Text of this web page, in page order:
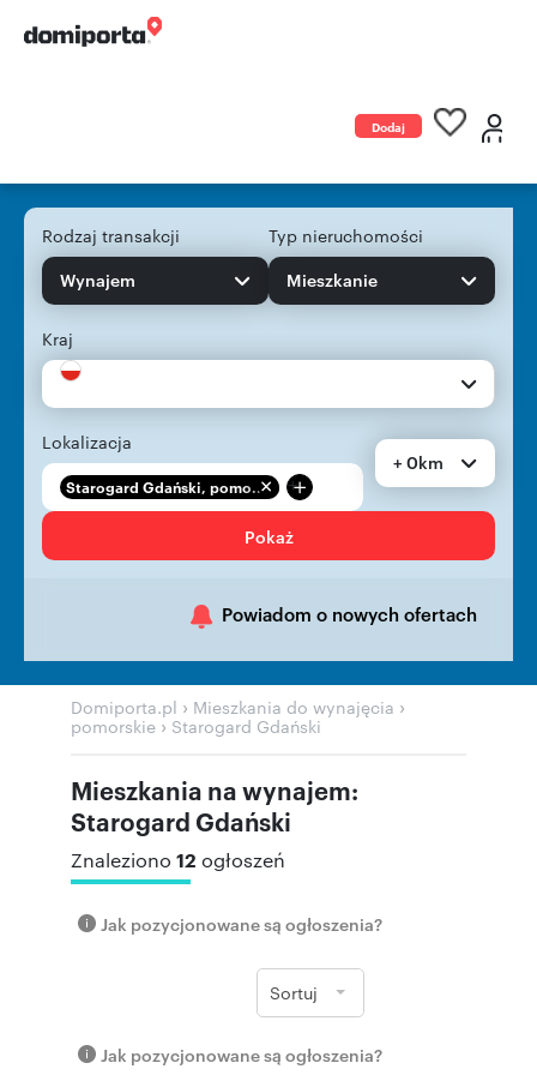
Dodaj
Rodzaj transakcji
Wynajem
Typ nieruchomości
Mieszkanie
Kraj
Lokalizacja
Starogard Gdański, pomo... +
+ 0km
Pokaż
Powiadom o nowych ofertach
Domiporta.pl › Mieszkania do wynajęcia ›
pomorskie › Starogard Gdański
Mieszkania na wynajem:
Starogard Gdański
Znaleziono 12 ogłoszeń
Jak pozycjonowane są ogłoszenia?
Sortuj
Jak pozycjonowane są ogłoszenia?